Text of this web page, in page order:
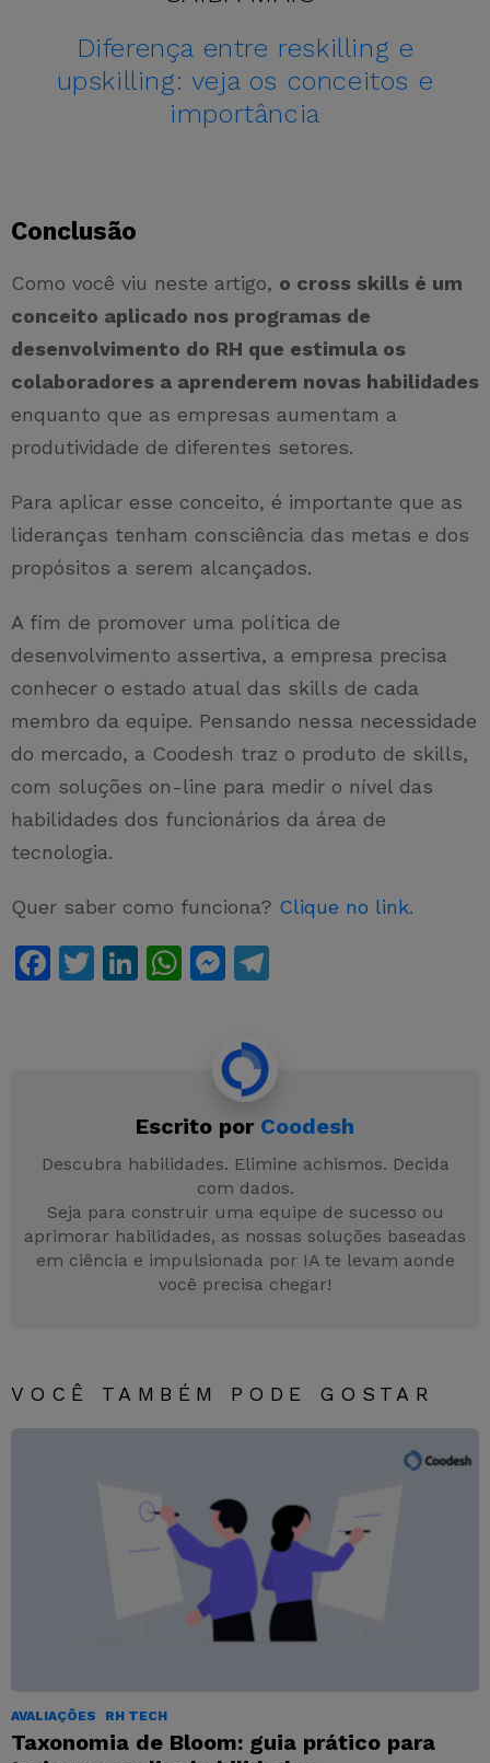
Diferença entre reskilling e
upskilling: veja os conceitos e
importância
Conclusão
Como você viu neste artigo, o cross skills é um
conceito aplicado nos programas de
desenvolvimento do RH que estimula os
colaboradores a aprenderem novas habilidades
enquanto que as empresas aumentam a
produtividade de diferentes setores.
Para aplicar esse conceito, é importante que as
lideranças tenham consciência das metas e dos
propósitos a serem alcançados.
A fim de promover uma política de
desenvolvimento assertiva, a empresa precisa
conhecer o estado atual das skills de cada
membro da equipe. Pensando nessa necessidade
do mercado, a Coodesh traz o produto de skills,
com soluções on-line para medir o nível das
habilidades dos funcionários da área de
tecnologia.
Quer saber como funciona? Clique no link.
F
o
k
T
Li
n
W
p
p
M
s
s
e
n
g
er
m
Escrito por Coodesh
Descubra habilidades. Elimine achismos. Decida
com dados.
Seja para construir uma equipe de sucesso ou
aprimorar habilidades, as nossas soluções baseadas
em ciência e impulsionada por IA te levam aonde
você precisa chegar!
VOCÊ TAMBÉM PODE GOSTAR
AVALIAÇÕES RH TECH
Taxonomia de Bloom: guia prático para